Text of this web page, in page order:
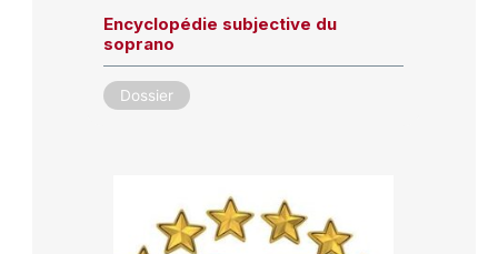
Encyclopédie subjective du
soprano
Dossier